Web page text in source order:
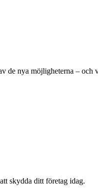
nya möjligheterna –
skydda ditt företag idag.